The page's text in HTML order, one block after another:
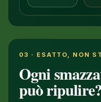
03 · ESATTO, NON
Ogni
può